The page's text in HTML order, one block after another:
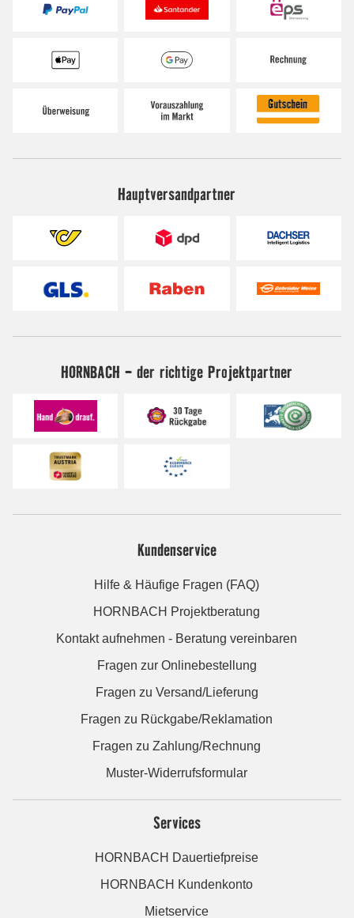
Hauptversandpartner
HORNBACH - der richtige Projektpartner
Kundenservice
Hilfe & Häufige Fragen (FAQ)
HORNBACH Projektberatung
Kontakt aufnehmen - Beratung vereinbaren
Fragen zur Onlinebestellung
Fragen zu Versand/Lieferung
Fragen zu Rückgabe/Reklamation
Fragen zu Zahlung/Rechnung
Muster-Widerrufsformular
Services
HORNBACH Dauertiefpreise
HORNBACH Kundenkonto
Mietservice